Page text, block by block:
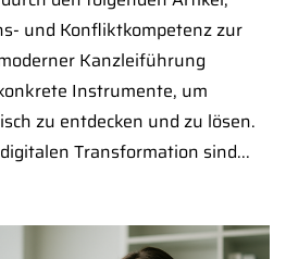
und Konfliktkompetenz zur
Kanzleiführung
Instrumente, um
zu entdecken und zu lösen.
Transformation sind...